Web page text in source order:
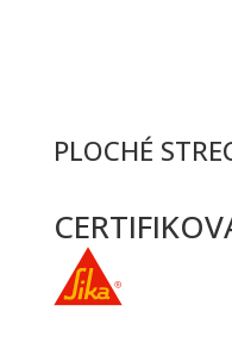
PLOCHÉ